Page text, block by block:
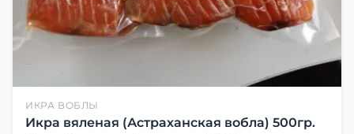
ИКРА ВОБЛЫ
Икра вяленая (Астраханская вобла) 500гр.